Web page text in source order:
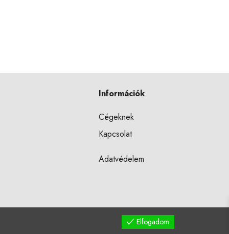
Információk
Cégeknek
Kapcsolat
Adatvédelem
Elfogadom